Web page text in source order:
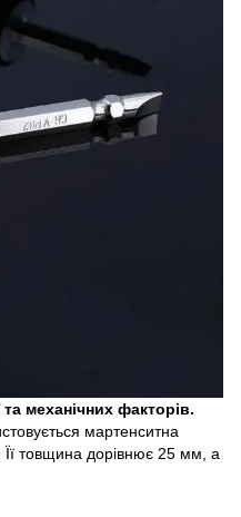
механічних факторів.
мартенситна
. Її товщина дорівнює 25 мм, а